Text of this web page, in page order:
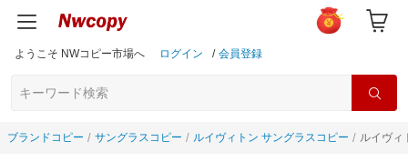
ようこそ NWコピー市場へ ログイン / 会員登録
ブランドコピー サングラスコピー ルイヴィトン サングラスコピー ルイヴィ